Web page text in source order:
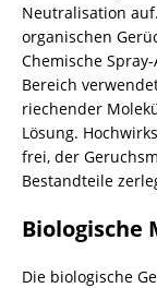
Neutralisation
organischen
Chemische
Bereich
riechender
Lösung.
frei, der
Bestandteile
Biologische
Die biologische